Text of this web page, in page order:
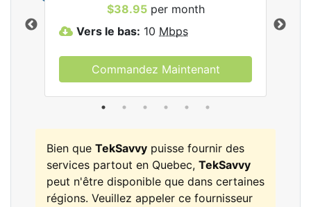
$38.95per month
Vers le bas: 10 Mbps
Commandez Maintenant
Bien que TekSavvy puisse fournir des
services partout en Quebec, TekSavvy
peut n'être disponible que dans certaines
régions. Veuillez appeler ce fournisseur